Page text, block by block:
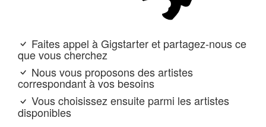
Faites appel à Gigstarter et partagez-nous ce
que vous cherchez
Nous vous proposons des artistes
correspondant à vos besoins
Vous choisissez ensuite parmi les artistes
disponibles